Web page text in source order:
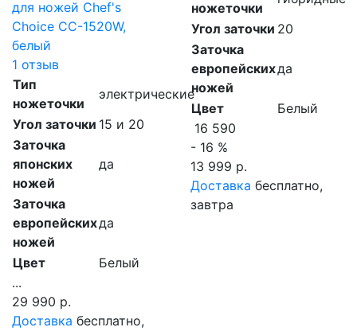
для ножей Chef's
Choice CC-1520W,
белый
1 отзыв
Тип
ножеточки
электрические
Угол заточки 15 и 20
Заточка
японских
ножей
да
Заточка
европейских
ножей
да
Цвет
Белый
...
29 990 р.
Доставка бесплатно,
ножеточки
Угол заточки 20
Заточка
европейских
ножей
да
Цвет
Белый
16 590
- 16 %
13 999 р.
Доставка бесплатно,
завтра